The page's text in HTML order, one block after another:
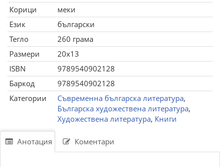
Корици
меки
Език
български
Тегло
260 грама
Размери
20x13
ISBN
9789540902128
Баркод
9789540902128
Категории
Съвременна българска литература,
Българска художествена литература,
Художествена литература, Книги
Анотация Коментари